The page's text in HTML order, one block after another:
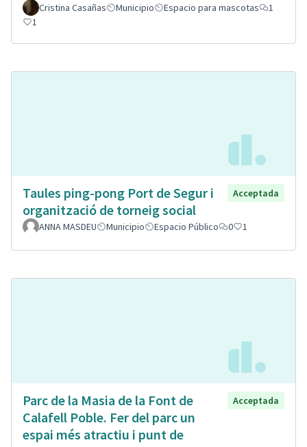
Cristina Casañas
Municipio Espacio para mascotas
1
1
Taules ping-pong Port de Segur i
organització de torneig social
Acceptada
ANNA MASDEU Municipio Espacio Público 0 1
Parc de la Masia de la Font de
Calafell Poble. Fer del parc un
espai més atractiu i punt de
Acceptada